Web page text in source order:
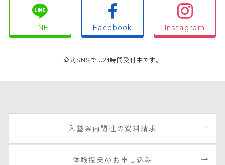
LINE Facebook Instagram
公式SNSでは24時間受付中です。
入塾案内関連の資料請求
体験授業のお申し込み